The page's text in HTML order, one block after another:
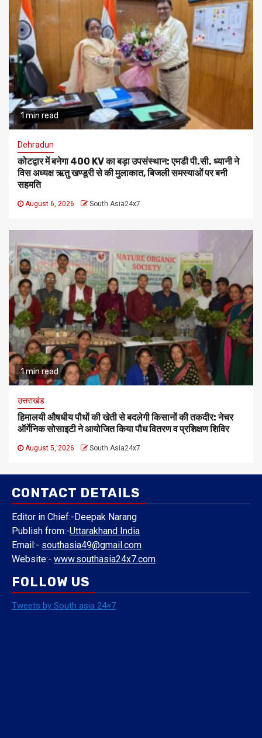
1 min read
Dehradun
कोटद्वार में बनेगा 400 KV का बड़ा उपसंस्थान: एमडी पी.सी. ध्यानी ने
विस अध्यक्ष ऋतु खण्डूरी से की मुलाकात, बिजली समस्याओं पर बनी
सहमति
August 6, 2026 South Asia24x7
1 min read
उत्तराखंड
हिमालयी औषधीय पौधों की खेती से बदलेगी किसानों की तकदीर: नेचर
ऑर्गेनिक सोसाइटी ने आयोजित किया पौध वितरण व प्रशिक्षण शिविर
August 5, 2026 South Asia24x7
CONTACT DETAILS
Editor in Chief:-Deepak Narang
Publish from:-Uttarakhand India
Email:- southasia49@gmail.com
Website:- www.southasia24x7.com
FOLLOW US
Tweets by South asia 24×7